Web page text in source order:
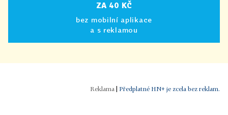
ZA 40 KČ
bez mobilní aplikace
a s reklamou
Předplatné HN+ je zcela bez reklam.